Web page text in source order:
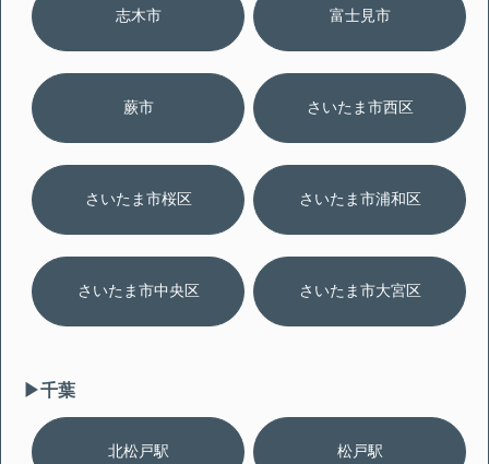
志木市 富士見市
蕨市 さいたま市西区
さいたま市桜区 さいたま市浦和区
さいたま市中央区 さいたま市大宮区
▶︎千葉
北松戸駅 松戸駅